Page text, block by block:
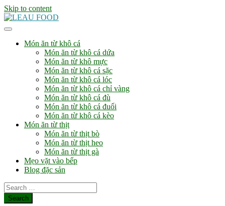
Skip to content
Món ăn từ khô cá
Món ăn từ khô cá dứa
Món ăn từ khô mực
Món ăn từ khô cá sặc
Món ăn từ khô cá lóc
Món ăn từ khô cá chỉ vàng
Món ăn từ khô cá đù
Món ăn từ khô cá đuối
Món ăn từ khô cá kèo
Món ăn từ thịt
Món ăn từ thịt bò
Món ăn từ thịt heo
Món ăn từ thịt gà
Mẹo vặt vào bếp
Blog đặc sản